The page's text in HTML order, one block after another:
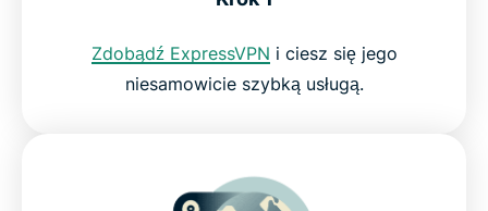
Dlaczego warto używać ExpressVPN?
Zdobądź ExpressVPN i ciesz się jego
niesamowicie szybką usługą.